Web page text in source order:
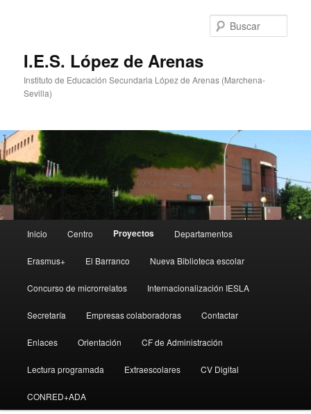
I.E.S. López de Arenas
Instituto de Educación Secundaria López de Arenas (Marchena-
Sevilla)
principal
Inicio Centro Proyectos Departamentos
Erasmus+ El Barranco Nueva Biblioteca escolar
Concurso de microrrelatos Internacionalización IESLA
Secretaría Empresas colaboradoras Contactar
Enlaces Orientación CF de Administración
Lectura programada Extraescolares CV Digital
CONRED+ADA